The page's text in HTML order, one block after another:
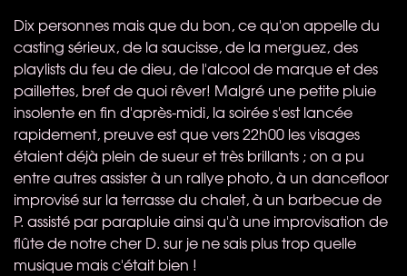
Dix personnes mais que du bon, ce qu'on appelle du
casting sérieux, de la saucisse, de la merguez, des
playlists du feu de dieu, de l'alcool de marque et des
paillettes, bref de quoi rêver! Malgré une petite pluie
insolente en fin d'après-midi, la soirée s'est lancée
rapidement, preuve est que vers 22h00 les visages
étaient déjà plein de sueur et très brillants ; on a pu
entre autres assister à un rallye photo, à un dancefloor
improvisé sur la terrasse du chalet, à un barbecue de
P. assisté par parapluie ainsi qu'à une improvisation de
flûte de notre cher D. sur je ne sais plus trop quelle
musique mais c'était bien !